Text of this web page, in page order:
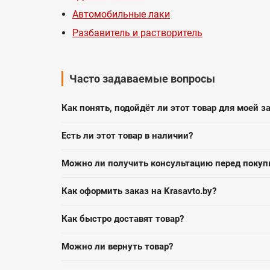
Автомобильные лаки
Разбавитель и растворитель
Часто задаваемые вопросы
Как понять, подойдёт ли этот товар для моей
Есть ли этот товар в наличии?
Можно ли получить консультацию перед
Как оформить заказ на Krasavto.by?
Как быстро доставят товар?
Можно ли вернуть товар?